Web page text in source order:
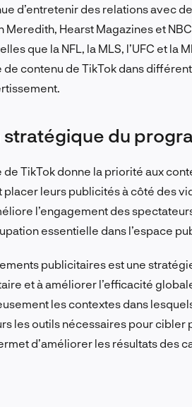
d’entretenir des relations avec
Meredith, Hearst Magazines et
que la NFL, la MLS, l’UFC et la
de contenu de TikTok dans
stratégique du
de TikTok donne la priorité aux
leurs publicités à côté des
l’engagement des
essentielle dans l’espace
publicitaires est une
et à améliorer l’efficacité
les contextes dans
les outils nécessaires pour
d’améliorer les résultats des